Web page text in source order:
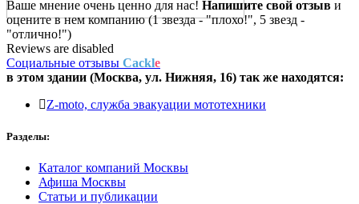
Ваше мнение очень ценно для нас! Напишите свой отзыв и
оцените в нем компанию (1 звезда - "плохо!", 5 звезд -
"отлично!")
Reviews are disabled
Социальные отзывы Cackle
в этом здании (Москва, ул. Нижняя, 16) так же находятся:
Z-moto, служба эвакуации мототехники
Разделы:
Каталог компаний Москвы
Афиша Москвы
Статьи и публикации